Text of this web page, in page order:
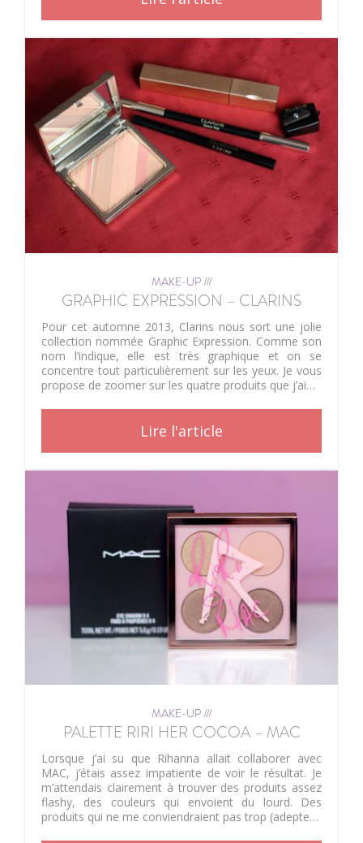
MAKE-UP ///
GRAPHIC EXPRESSION – CLARINS
Pour cet automne 2013, Clarins nous sort une jolie
collection nommée Graphic Expression. Comme son
nom l’indique, elle est très graphique et on se
concentre tout particulièrement sur les yeux. Je vous
propose de zoomer sur les quatre produits que j’ai…
Lire l'article
MAKE-UP ///
PALETTE RIRI HER COCOA – MAC
Lorsque j’ai su que Rihanna allait collaborer avec
MAC, j’étais assez impatiente de voir le résultat. Je
m’attendais clairement à trouver des produits assez
flashy, des couleurs qui envoient du lourd. Des
produits qui ne me conviendraient pas trop (adepte…